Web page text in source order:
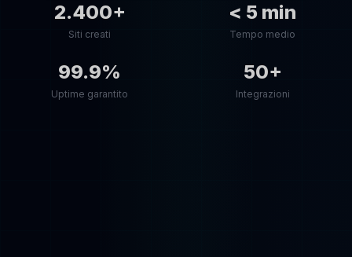
2.400+
Siti creati
< 5 min
Tempo medio
99.9%
Uptime garantito
50+
Integrazioni